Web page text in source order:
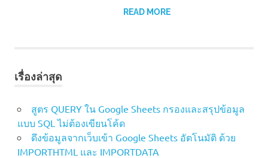
READ MORE
เรื่องล่าสุด
สูตร QUERY ใน Google Sheets กรองและสรุปข้อมูล
แบบ SQL ไม่ต้องเขียนโค้ด
ดึงข้อมูลจากเว็บเข้า Google Sheets อัตโนมัติ ด้วย
IMPORTHTML และ IMPORTDATA